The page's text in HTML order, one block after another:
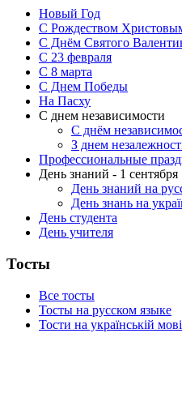
Новый Год
С Рождеством
С Днём Святого
С 23 февраля
C 8 марта
С Днем Победы
На Пасху
С днем независимости
С днём
З днем
Профессиональные
День знаний - 1 сентября
День знаний на
День знань на
День студента
День учителя
Тосты
Все тосты
Тосты на русском языке
Тости на українській мові